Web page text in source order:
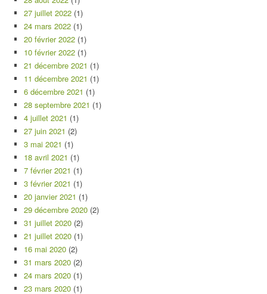
27 juillet 2022 (1)
24 mars 2022 (1)
20 février 2022 (1)
10 février 2022 (1)
21 décembre 2021 (1)
11 décembre 2021 (1)
6 décembre 2021 (1)
28 septembre 2021 (1)
4 juillet 2021 (1)
27 juin 2021 (2)
3 mai 2021 (1)
18 avril 2021 (1)
7 février 2021 (1)
3 février 2021 (1)
20 janvier 2021 (1)
29 décembre 2020 (2)
31 juillet 2020 (2)
21 juillet 2020 (1)
16 mai 2020 (2)
31 mars 2020 (2)
24 mars 2020 (1)
23 mars 2020 (1)